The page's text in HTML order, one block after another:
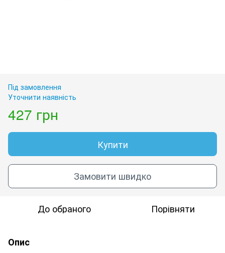
Під замовлення
Уточнити наявність
427 грн
Купити
Замовити швидко
До обраного Порівняти
Опис